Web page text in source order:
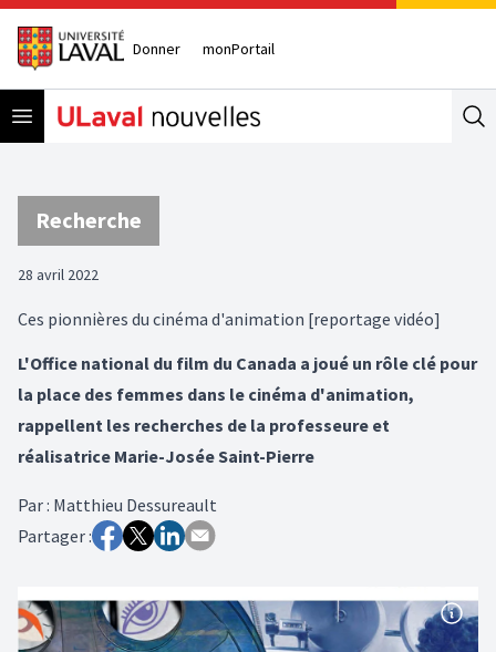
Donner monPortail
Open menu
Recherche
28 avril 2022
Ces pionnières du cinéma d'animation [reportage vidéo]
L'Office national du film du Canada a joué un rôle clé pour
la place des femmes dans le cinéma d'animation,
rappellent les recherches de la professeure et
réalisatrice Marie-Josée Saint-Pierre
Par: Matthieu Dessureault
Partager :